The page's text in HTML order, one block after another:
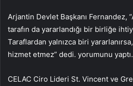
Arjantin Devlet Başkanı Fernandez,
tarafın da yararlandığı bir birliğe
Taraflardan yalnızca biri
hizmet etmez” dedi. yorumunu yaptı.
CELAC Ciro Lideri St. Vincent ve